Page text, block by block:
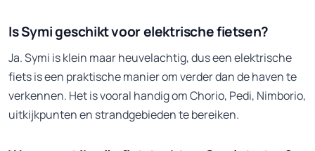
Is Symi geschikt voor elektrische fietsen?
Ja. Symi is klein maar heuvelachtig, dus een elektrische
fiets is een praktische manier om verder dan de haven te
verkennen. Het is vooral handig om Chorio, Pedi, Nimborio,
uitkijkpunten en strandgebieden te bereiken.